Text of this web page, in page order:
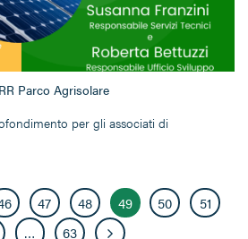
Parco Agrisolare
per gli associati di
47 48 49 50
51
… 63